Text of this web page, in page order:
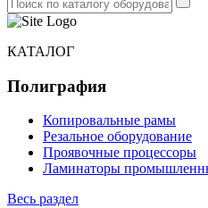
КАТАЛОГ
Полиграфия
Копировальные рамы
Резальное оборудование
Проявочные процессоры
Ламинаторы
Весь раздел